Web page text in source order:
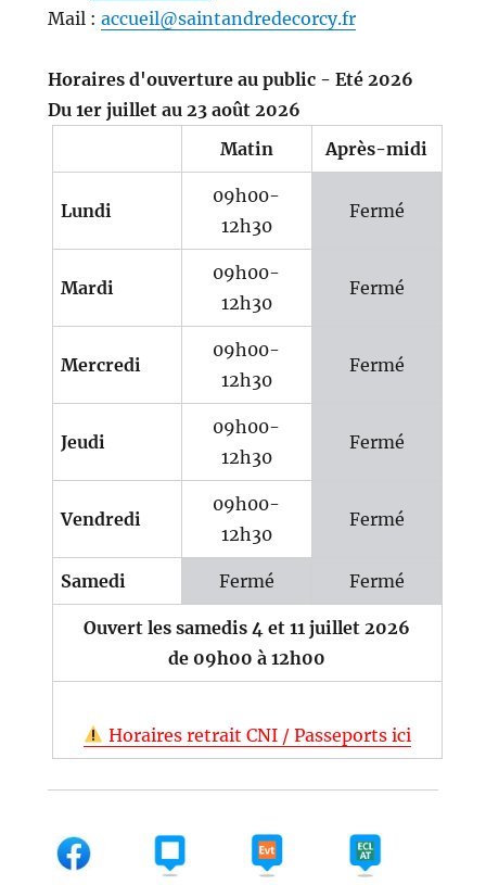
Mail : accueil@saintandredecorcy.fr
Horaires d'ouverture au public - Eté 2026
Du 1er juillet au 23 août 2026
Matin
Après-midi
Lundi
09h00-
12h30
Fermé
Mardi
09h00-
12h30
Fermé
Mercredi
09h00-
12h30
Fermé
Jeudi
09h00-
12h30
Fermé
Vendredi
09h00-
12h30
Fermé
Samedi Fermé Fermé
Ouvert les samedis 4 et 11 juillet 2026
de 09h00 à 12h00
Horaires retrait CNI / Passeports ici